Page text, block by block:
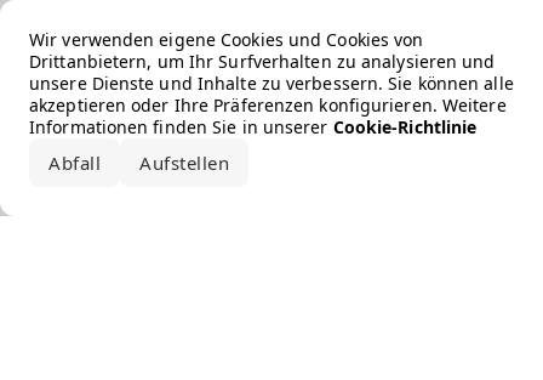
Wir verwenden eigene Cookies und Cookies von
Drittanbietern, um Ihr Surfverhalten zu analysieren und
unsere Dienste und Inhalte zu verbessern. Sie können alle
akzeptieren oder Ihre Präferenzen konfigurieren. Weitere
Informationen finden Sie in unserer Cookie-Richtlinie
Abfall Aufstellen
Error loading the brand